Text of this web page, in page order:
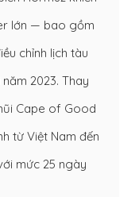
lớn — bao gồm
chỉnh lịch tàu
2023. Thay
Cape of Good
từ Việt Nam đến
mức 25 ngày